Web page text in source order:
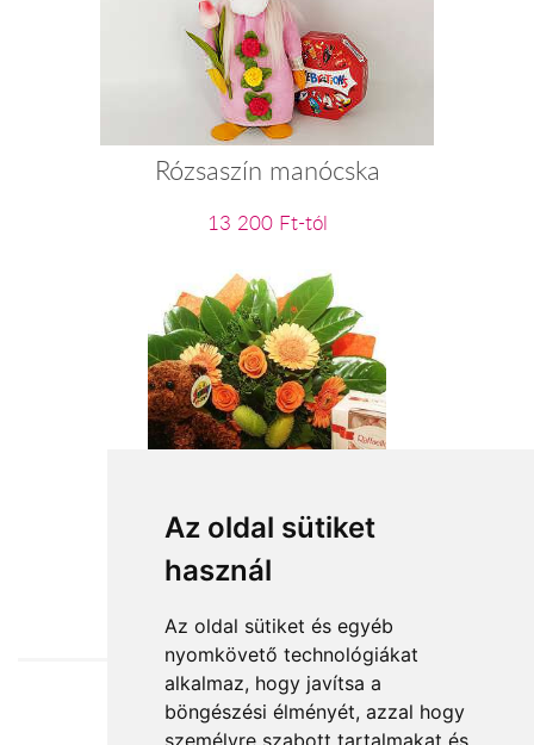
Az oldal sütiket
használ
Az oldal sütiket és egyéb
nyomkövető technológiákat
alkalmaz, hogy javítsa a
böngészési élményét, azzal hogy
személyre szabott tartalmakat és
Rózsaszín manócska
13 200 Ft-tól
vegyes csokor plüssel, csokival
31 000 Ft-tól
Elfogadott fizetési módok